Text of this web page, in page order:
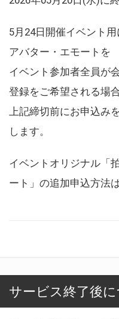
5月24日開催イベント
アバター・エモートを
イベント参加者全員が
登録をご希望される場
上記締切前にお申込み
します。
イベントオリジナル「
ート」の追加申込方法
サービス終了後